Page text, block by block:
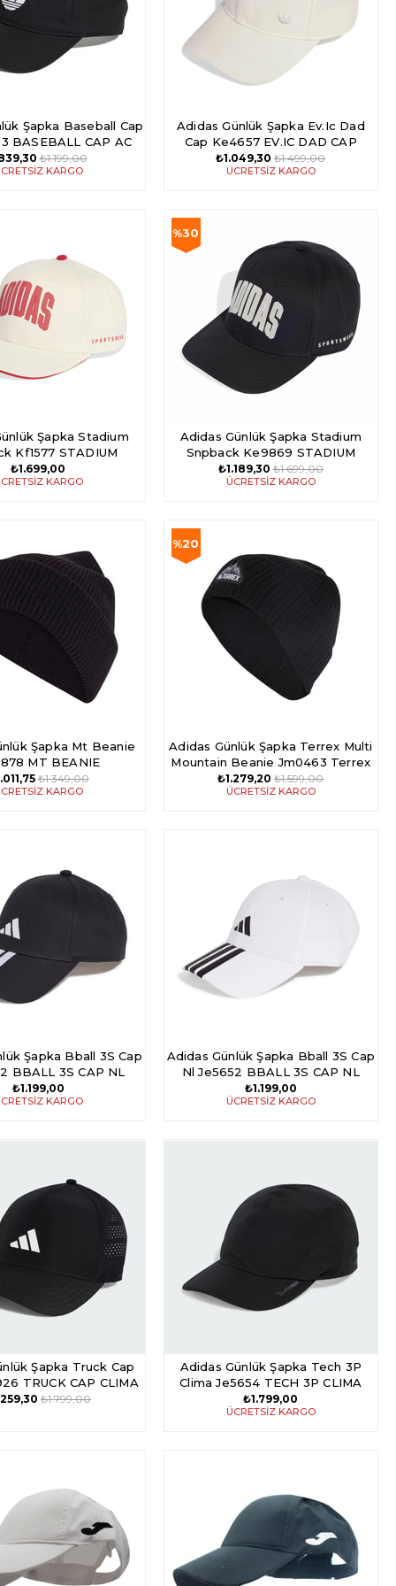
Şapka Baseball Cap
BASEBALL CAP AC
₺1.199,00
KARGO
Adidas Günlük Şapka Ev.Ic Dad
Cap Ke4657 EV.IC DAD CAP
₺1.049,30 ₺1.499,00
ÜCRETSIZ KARGO
Şapka Stadium
Kf1577 STADIUM
SNPBACK
₺1.699,00
KARGO
Adidas Günlük Şapka Stadium
Snpback Ke9869 STADIUM
SNPBACK
₺1.189,30 ₺1.699,00
%30
%30İndirim
ÜCRETSIZ KARGO
Şapka Mt Beanie
MT BEANIE
₺1.349,00
KARGO
Adidas Günlük Şapka Terrex Multi
Mountain Beanie Jm0463 Terrex
Multi Mountain Beanie
₺1.279,20 ₺1.599,00
%20
%20İndirim
ÜCRETSIZ KARGO
Şapka Bball 3S Cap
BBALL 3S CAP NL
₺1.199,00
KARGO
Adidas Günlük Şapka Bball 3S Cap
Nl Je5652 BBALL 3S CAP NL
₺1.199,00
ÜCRETSIZ KARGO
Şapka Truck Cap
TRUCK CAP CLIMA
₺1.799,00
Adidas Günlük Şapka Tech 3P
Clima Je5654 TECH 3P CLIMA
₺1.799,00
ÜCRETSIZ KARGO